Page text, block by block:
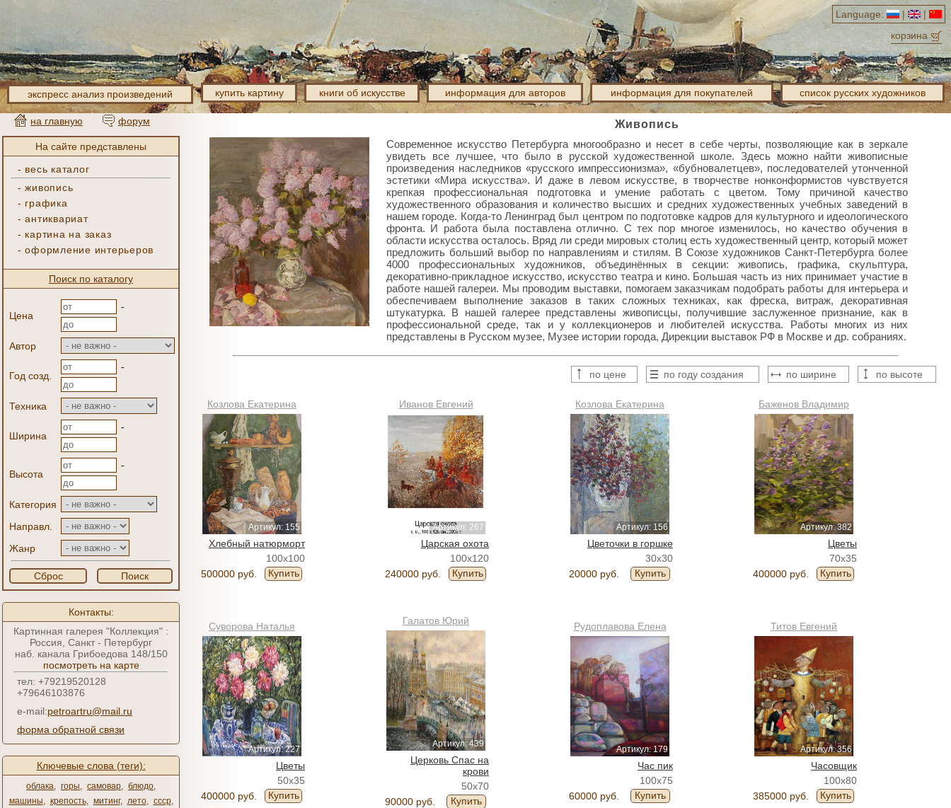
Language: |
|
корзина
экспресс анализ произведений купить картину книги об искусстве информация для авторов информация для покупателей список русских художников
на главную форум
На сайте представлены
- весь каталог
-живопись
- графика
-антиквариат
- картина на заказ
-оформление интерьеров
Поиск по каталогу
Цена
-
Автор
Год созд.
-
Техника
Ширина
-
Высота
-
Категория
Направл.
Жанр
Сброс Поиск
Контакты:
Картинная галерея "Коллекция" :
Россия, Санкт - Петербург
наб. канала Грибоедова 148/150
посмотреть на карте
тел: +79219520128
+79646103876
e-mail:petroartru@mail.ru
форма обратной связи
Ключевые слова (теги):
облака, горы, самовар, блюдо,
машины, крепость, митинг, лето, ссср,
Живопись
Современное искусство Петербурга многообразно и несет в себе черты, позволяющие как в зеркале
увидеть все лучшее, что было в русской художественной школе. Здесь можно найти живописные
произведения наследников «русского импрессионизма», «бубновалетцев», последователей утонченной
эстетики «Мира искусства». И даже в левом искусстве, в творчестве нонконформистов чувствуется
крепкая профессиональная подготовка и умение работать с цветом. Тому причиной качество
художественного образования и количество высших и средних художественных учебных заведений в
нашем городе. Когда-то Ленинград был центром по подготовке кадров для культурного и идеологического
фронта. И работа была поставлена отлично. С тех пор многое изменилось, но качество обучения в
области искусства осталось. Вряд ли среди мировых столиц есть художественный центр, который может
предложить больший выбор по направлениям и стилям. В Союзе художников Санкт-Петербурга более
4000 профессиональных художников, объединённых в секции: живопись, графика, скульптура,
декоративно-прикладное искусство, искусство театра и кино. Большая часть из них принимает участие в
работе нашей галереи. Мы проводим выставки, помогаем заказчикам подобрать работы для интерьера и
обеспечиваем выполнение заказов в таких сложных техниках, как фреска, витраж, декоративная
штукатурка. В нашей галерее представлены живописцы, получившие заслуженное признание, как в
профессиональной среде, так и у коллекционеров и любителей искусства. Работы многих из них
представлены в Русском музее, Музее истории города, Дирекции выставок РФ в Москве и др. собраниях.
по цене по году создания по ширине по высоте
Козлова Екатерина
Артикул: 155
Хлебный натюрморт
100x100
500000 руб.
Купить
Иванов Евгений
Артикул: 267
Царская охота
100x120
240000 руб.
Купить
Козлова Екатерина
Артикул: 156
Цветочки в горшке
30x30
20000 руб.
Купить
Баженов Владимир
Артикул: 382
Цветы
70x35
400000 руб.
Купить
Суворова Наталья
Артикул: 227
Цветы
50x35
400000 руб.
Купить
Галатов Юрий
Артикул: 439
Церковь Спас на
крови
50x70
90000 руб.
Купить
Рудоплавова Елена
Артикул: 179
Час пик
100x75
60000 руб.
Купить
Титов Евгений
Артикул: 356
Часовщик
100x80
385000 руб.
Купить